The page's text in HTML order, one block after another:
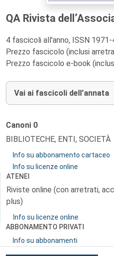
QA Rivista
4 fascicoli all'anno, ISSN
Prezzo fascicolo (inclusi
Prezzo fascicolo e-book
Vai ai fascicoli dell’annata
Canoni 0
BIBLIOTECHE, ENTI, SOCIETÀ
Info su abbonamento cartaceo
Info su licenze online
ATENEI
Riviste online (con arretrati,
plus)
Info su licenze online
ABBONAMENTO PRIVATI
Info su abbonamenti